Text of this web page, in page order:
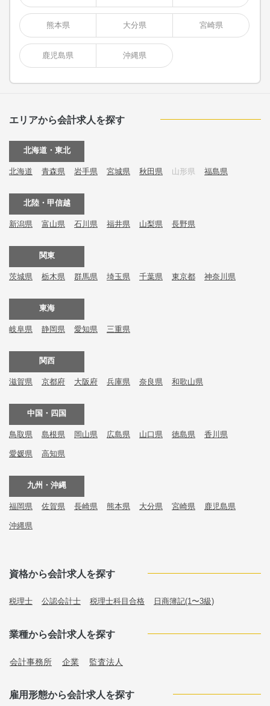
熊本県 大分県 宮崎県
鹿児島県 沖縄県
エリアから会計求人を探す
北海道・東北
北海道 青森県 岩手県 宮城県 秋田県 山形県 福島県
北陸・甲信越
新潟県 富山県 石川県 福井県 山梨県 長野県
関東
茨城県 栃木県 群馬県 埼玉県 千葉県 東京都 神奈川県
東海
岐阜県 静岡県 愛知県 三重県
関西
滋賀県 京都府 大阪府 兵庫県 奈良県 和歌山県
中国・四国
鳥取県 島根県 岡山県 広島県 山口県 徳島県 香川県
愛媛県 高知県
九州・沖縄
福岡県 佐賀県 長崎県 熊本県 大分県 宮崎県 鹿児島県
沖縄県
資格から会計求人を探す
税理士 公認会計士 税理士科目合格 日商簿記(1〜3級)
業種から会計求人を探す
会計事務所 企業 監査法人
雇用形態から会計求人を探す